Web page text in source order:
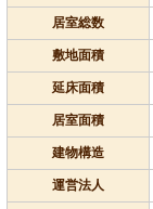
居室総数
敷地面積
延床面積
居室面積
建物構造
運営法人